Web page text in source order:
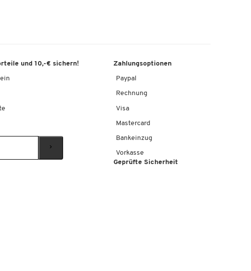
und 10,-€ sichern! Zahlungsoptionen
Paypal
Rechnung
Visa
Mastercard
Bankeinzug
Vorkasse
Geprüfte Sicherheit